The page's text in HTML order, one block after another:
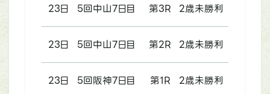
23日 5回中山7日目 第3R 2歳未勝利
23日 5回中山7日目 第2R 2歳未勝利
23日 5回阪神7日目 第1R 2歳未勝利